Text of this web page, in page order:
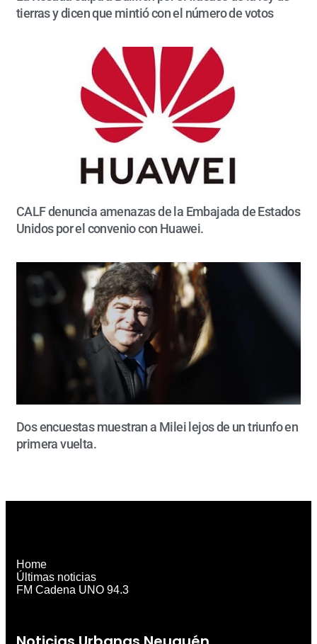
tierras y dicen que mintió con el número de votos
CALF denuncia amenazas de la Embajada de Estados
Unidos por el convenio con Huawei.
Dos encuestas muestran a Milei lejos de un triunfo en
primera vuelta.
Home
Últimas noticias
FM Cadena UNO 94.3